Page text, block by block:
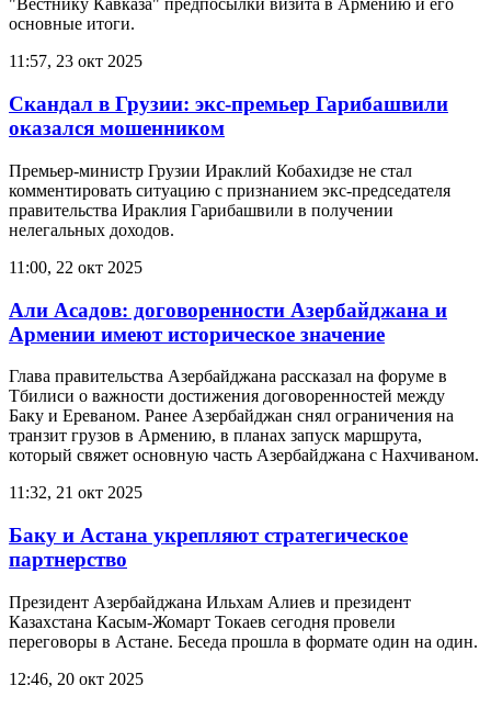
"Вестнику Кавказа" предпосылки визита в Армению и его
основные итоги.
11:57, 23 окт 2025
Скандал в Грузии: экс-премьер Гарибашвили
оказался мошенником
Премьер-министр Грузии Ираклий Кобахидзе не стал
комментировать ситуацию с признанием экс-председателя
правительства Ираклия Гарибашвили в получении
нелегальных доходов.
11:00, 22 окт 2025
Али Асадов: договоренности Азербайджана и
Армении имеют историческое значение
Глава правительства Азербайджана рассказал на форуме в
Тбилиси о важности достижения договоренностей между
Баку и Ереваном. Ранее Азербайджан снял ограничения на
транзит грузов в Армению, в планах запуск маршрута,
который свяжет основную часть Азербайджана с Нахчиваном.
11:32, 21 окт 2025
Баку и Астана укрепляют стратегическое
партнерство
Президент Азербайджана Ильхам Алиев и президент
Казахстана Касым-Жомарт Токаев сегодня провели
переговоры в Астане. Беседа прошла в формате один на один.
12:46, 20 окт 2025